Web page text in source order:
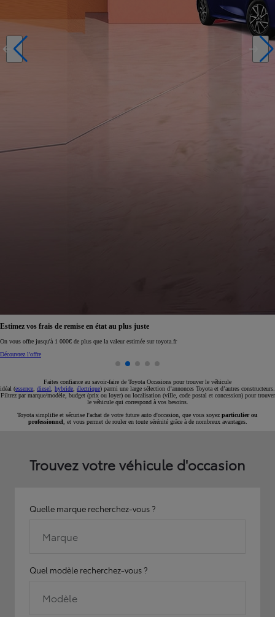
Réservez en ligne votre occasion pour 1€ seulement
Réservez en ligne
Faites confiance au savoir-faire de Toyota Occasions pour trouver le véhicule
idéal (essence diesel hybride électrique) parmi une large sélection d’annonces Toyota et d’autres constructeurs.
Filtrez par marque/modèle, budget (prix ou loyer) ou localisation (ville, code postal et concession) pour trouver
le véhicule qui correspond à vos besoins.
Toyota simplifie et sécurise l'achat de votre future auto d'occasion, que vous soyez particulier ou
professionnel , et vous permet de rouler en toute sérénité grâce à de nombreux avantages.
Trouvez votre véhicule d'occasion
Quelle marque recherchez-vous ?
Marque
Quel modèle recherchez-vous ?
Modèle